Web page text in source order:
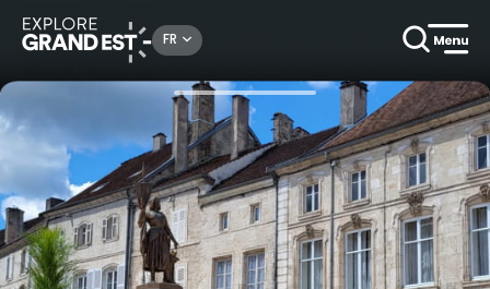
FR
Escapades Visite insolite de Neufchâteau et apéritif dans des caves médiévales